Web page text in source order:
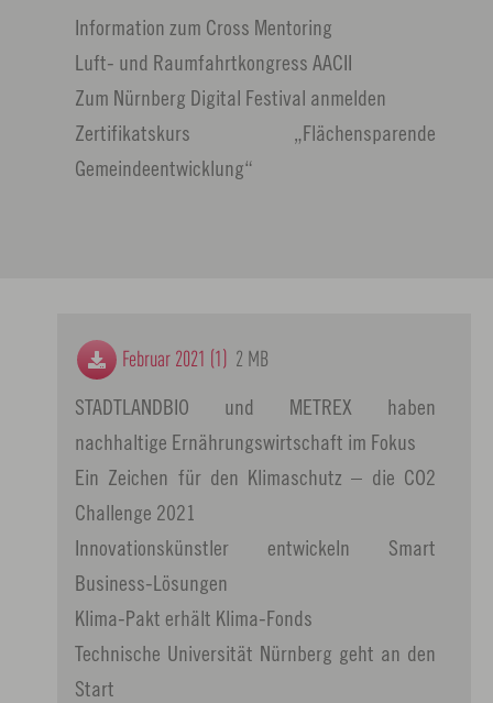
Information zum Cross Mentoring
Luft- und Raumfahrtkongress AACII
Zum Nürnberg Digital Festival anmelden
Zertifikatskurs „Flächensparende
Gemeindeentwicklung“
Februar 2021 (1) 2 MB
STADTLANDBIO und METREX haben
nachhaltige Ernährungswirtschaft im Fokus
Ein Zeichen für den Klimaschutz – die CO2
Challenge 2021
Innovationskünstler entwickeln Smart
Business-Lösungen
Klima-Pakt erhält Klima-Fonds
Technische Universität Nürnberg geht an den
Start